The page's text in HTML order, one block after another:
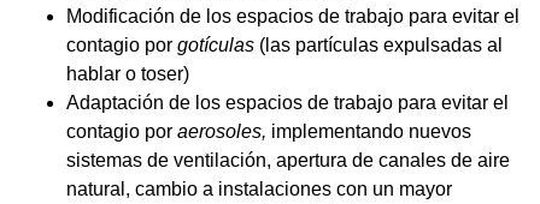
Modificación de los espacios de trabajo para evitar el
contagio por gotículas (las partículas expulsadas al
hablar o toser)
Adaptación de los espacios de trabajo para evitar el
contagio por aerosoles, implementando nuevos
sistemas de ventilación, apertura de canales de aire
natural, cambio a instalaciones con un mayor